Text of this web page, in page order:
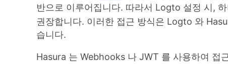
반으로 이루어집니다. 따라서 Logto 설정 시, 하
권장합니다. 이러한 접근 방식은 Logto 와
습니다.
Hasura 는 Webhooks 나 JWT 를 사용하여 접